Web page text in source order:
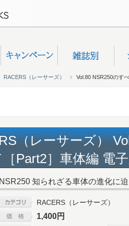
RACERS（レーサーズ） Vol.80 NSR250のす
（レーサーズ）
Part2］車体編 電
NSR250 知られざる車体の進化に
RACERS（レーサーズ）
1,400円